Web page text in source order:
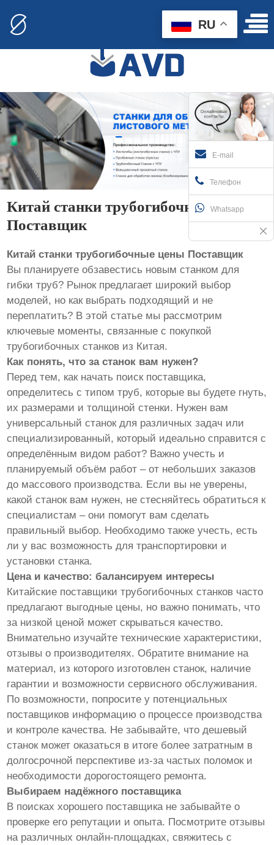
Китай станки трубогибочные цены
Поставщик
Китай станки трубогибочные цены Поставщик
Вы планируете обзавестись новым станком для
гибки труб? Рынок предлагает широкий выбор
моделей, но как выбрать подходящий и не
переплатить? В этой статье мы рассмотрим
ключевые моменты, связанные с покупкой
трубогибочных станков из Китая.
Как понять, что за станок вам нужен?
Перед тем, как начать поиск поставщика,
определитесь с типом труб, которые вы будете гнуть,
их размерами и толщиной стенки. Нужен вам
универсальный станок для различных задач или
специализированный, который идеально справится с
определённым видом работ? Важно учесть и
планируемый объём работ – от небольших заказов
до массового производства. Если вы не уверены,
какой станок вам нужен, не стесняйтесь обратиться к
специалистам – они помогут вам сделать
правильный выбор. Необходимо также учесть, есть
ли у вас возможность для транспортировки и
установки станка.
Цена и качество: балансируем интересы
Китайские поставщики трубогибочных станков часто
предлагают выгодные цены, но важно понимать, что
за низкой ценой может скрываться качество.
Внимательно изучайте технические характеристики,
отзывы о производителях. Обратите внимание на
материал, из которого изготовлен станок, наличие
гарантии и возможности сервисного обслуживания.
По возможности, попросите у потенциальных
поставщиков информацию о процессе производства
и контроле качества. Не забывайте, что дешевый
станок может оказаться в итоге более затратным в
долгосрочной перспективе из-за частых поломок и
необходимости дорогостоящего ремонта.
Выбираем надёжного поставщика
В поисках хорошего поставщика не забывайте о
проверке его репутации и опыта. Посмотрите отзывы
на различных онлайн-площадках, свяжитесь с
E-mail
Телефон
Whatsapp
RU